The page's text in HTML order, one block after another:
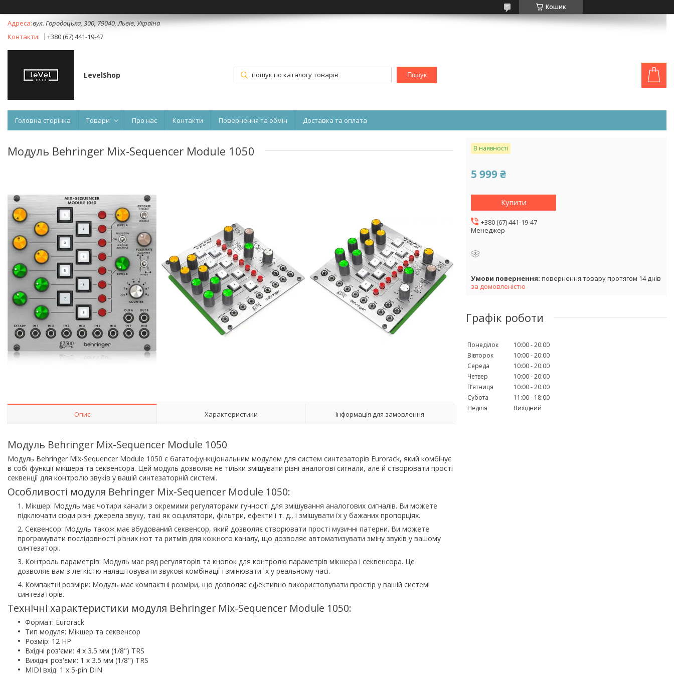
Кошик
вул. Городоцька, 300, 79040, Львів, Україна
+380 (67) 441-19-47
LevelShop Пошук
Головна сторінка Товари Про нас Контакти Повернення та обмін Доставка та оплата
Модуль Behringer Mix-Sequencer Module 1050
Опис Характеристики Інформація для замовлення
Модуль Behringer Mix-Sequencer Module 1050
Модуль Behringer Mix-Sequencer Module 1050 є багатофункціональним модулем для систем синтезаторів Eurorack, який комбінує
в собі функції мікшера та секвенсора. Цей модуль дозволяє не тільки змішувати різні аналогові сигнали, але й створювати прості
секвенції для контролю звуків у вашій синтезаторній системі.
Особливості модуля Behringer Mix-Sequencer Module 1050:
Мікшер: Модуль має чотири канали з окремими регуляторами гучності для змішування аналогових сигналів. Ви можете
підключати сюди різні джерела звуку, такі як осцилятори, фільтри, ефекти і т. д., і змішувати їх у бажаних пропорціях.
Секвенсор: Модуль також має вбудований секвенсор, який дозволяє створювати прості музичні патерни. Ви можете
програмувати послідовності різних нот та ритмів для кожного каналу, що дозволяє автоматизувати зміну звуків у вашому
синтезаторі.
Контроль параметрів: Модуль має ряд регуляторів та кнопок для контролю параметрів мікшера і секвенсора. Це
дозволяє вам з легкістю налаштовувати звукові комбінації і змінювати їх у реальному часі.
Компактні розміри: Модуль має компактні розміри, що дозволяє ефективно використовувати простір у вашій системі
синтезаторів.
Технічні характеристики модуля Behringer Mix-Sequencer Module 1050:
Формат: Eurorack
Тип модуля: Мікшер та секвенсор
Розмір: 12 HP
Вхідні роз'єми: 4 x 3.5 мм (1/8") TRS
Вихідні роз'єми: 1 x 3.5 мм (1/8") TRS
MIDI вхід: 1 x 5-pin DIN
В наявності
5 999 ₴
Купити
+380 (67) 441-19-47
Менеджер
повернення товару протягом 14 днів
за домовленістю
Графік роботи
Понеділок 10:00 20:00
Вівторок
10:00 20:00
Середа
10:00 20:00
Четвер
10:00 20:00
Пʼятниця
10:00 20:00
Субота
11:00
18:00
Неділя
Вихідний